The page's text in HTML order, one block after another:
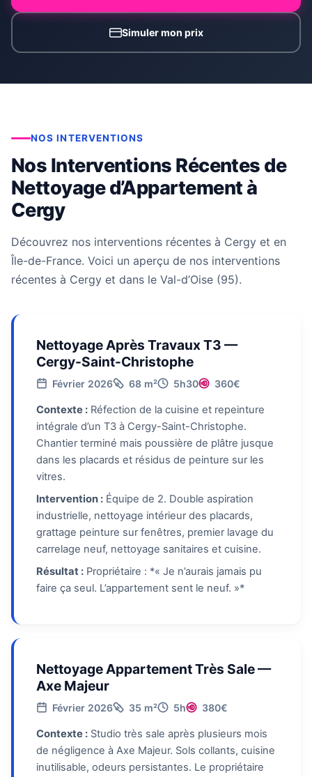
Simuler mon prix
NOS INTERVENTIONS
Nos Interventions Récentes de
Nettoyage d’Appartement à
Cergy
Découvrez nos interventions récentes à Cergy et en
Île-de-France. Voici un aperçu de nos interventions
récentes à Cergy et dans le Val-d’Oise (95).
Nettoyage Après Travaux T3 —
Cergy-Saint-Christophe
Février 2026 68 m² 5h30 360€
Contexte : Réfection de la cuisine et repeinture
intégrale d’un T3 à Cergy-Saint-Christophe.
Chantier terminé mais poussière de plâtre jusque
dans les placards et résidus de peinture sur les
vitres.
Intervention : Équipe de 2. Double aspiration
industrielle, nettoyage intérieur des placards,
grattage peinture sur fenêtres, premier lavage du
carrelage neuf, nettoyage sanitaires et cuisine.
Résultat : Propriétaire : *« Je n’aurais jamais pu
faire ça seul. L’appartement sent le neuf. »*
Nettoyage Appartement Très Sale —
Axe Majeur
Février 2026 35 m² 5h 380€
Contexte : Studio très sale après plusieurs mois
de négligence à Axe Majeur. Sols collants, cuisine
inutilisable, odeurs persistantes. Le propriétaire